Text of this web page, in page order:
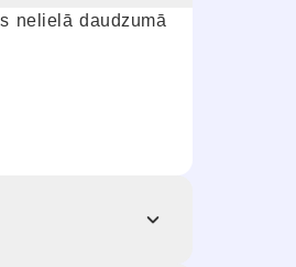
nelielā daudzumā